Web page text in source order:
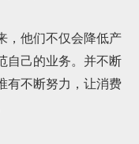
，他们不仅会降低产
自己的业务。并不断
有不断努力，让消费